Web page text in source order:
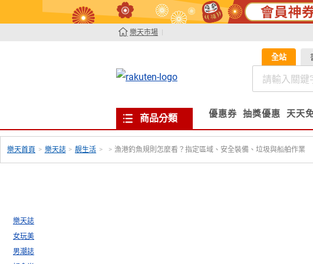
樂天市場
全站
商品分類 優惠券 抽獎優惠 天天
樂天首頁 > 樂天誌 > 靚生活 > > 漁港釣魚規則怎麼看？指定區域、安全裝備、垃圾與船舶作業
樂天誌
女玩美
男潮誌